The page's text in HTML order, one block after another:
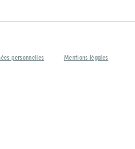
personnelles Mentions légales